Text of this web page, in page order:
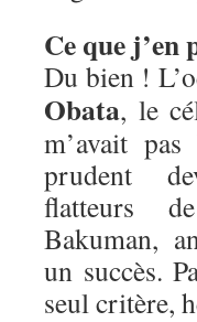
Ce que j’en
Du bien !
Obata, le
m’avait
prudent
flatteurs
Bakuman,
un succès.
seul critère,